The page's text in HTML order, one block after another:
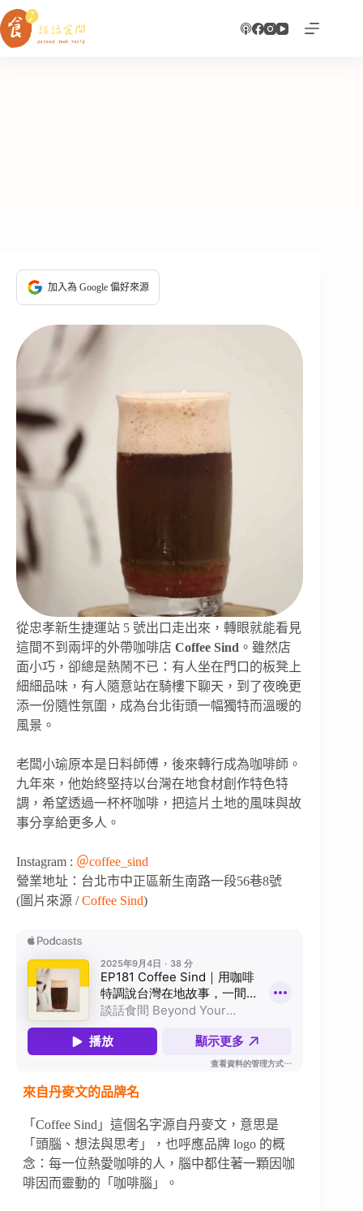
跳
至
主
加入為 Google 偏好來源
從忠孝新生捷運站 5 號出口走出來，轉眼就能看見
這間不到兩坪的外帶咖啡店 Coffee Sind 。雖然店
面小巧，卻總是熱鬧不已：有人坐在門口的板凳上
細細品味，有人隨意站在騎樓下聊天，到了夜晚更
添一份隨性氛圍，成為台北街頭一幅獨特而溫暖的
風景。
老闆小瑜原本是日料師傅，後來轉行成為咖啡師。
九年來，他始終堅持以台灣在地食材創作特色特
調，希望透過一杯杯咖啡，把這片土地的風味與故
事分享給更多人。
Instagram : ＠coffee_sind
營業地址：台北市中正區新生南路一段56巷8號
(圖片來源 /Coffee Sind)
來自丹麥文的品牌名
「Coffee Sind」這個名字源自丹麥文，意思是
「頭腦、想法與思考」，也呼應品牌 logo 的概
念：每一位熱愛咖啡的人，腦中都住著一顆因咖
啡因而靈動的「咖啡腦」。